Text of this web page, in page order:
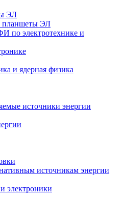
ЭЛ
планшеты ЭЛ
по электротехнике и
и ядерная физика
источники энергии
источникам энергии
электроники